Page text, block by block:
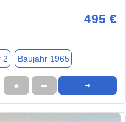
495 €
2 Baujahr 1965
★ ➦ ➜